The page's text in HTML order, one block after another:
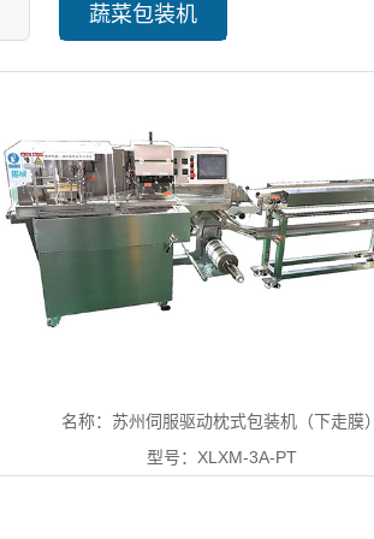
蔬菜包装机
名称：苏州伺服驱动枕式包装机（下走膜）
型号：XLXM-3A-PT